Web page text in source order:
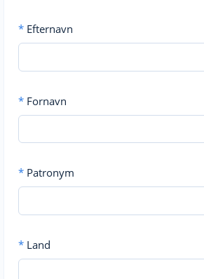
* Efternavn
* Fornavn
* Patronym
* Land